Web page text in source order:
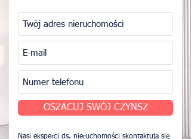
OSZACUJ SWÓJ CZYNSZ
Nasi eksperci ds. nieruchomości skontaktują się